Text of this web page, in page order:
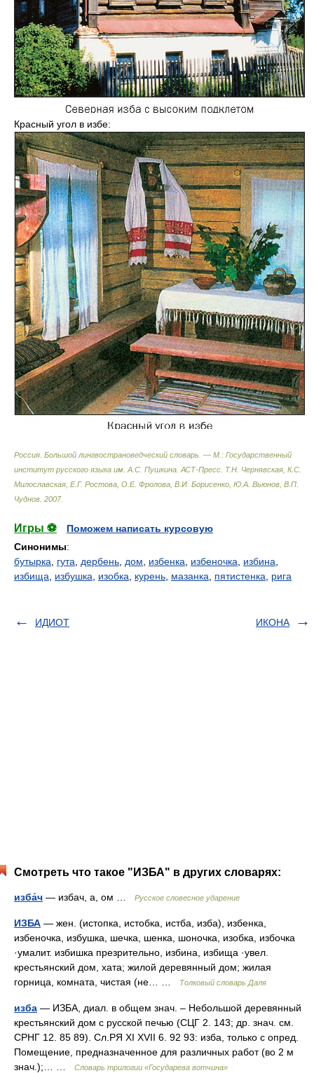
Красный угол в избе:
Россия. Большой лингвострановедческий словарь. — М.: Государственный
институт русского языка им. А.С. Пушкина. АСТ-Пресс Т.Н. Чернявская, К.С.
Милославская, Е.Г. Ростова, О.Е. Фролова, В.И. Борисенко, Ю.А. Вьюнов, В.П.
Чуднов 2007.
Игры ⚽
Поможем написать курсовую
Синонимы:
бутырка
гута дербень дом избенка избеночка избина
избища
избушка изобка курень мазанка пятистенка рига
ИДИОТ ИКОНА
Смотреть что такое "ИЗБА" в других словарях:
изба́ч — избач, а, ом … Русское словесное ударение
ИЗБА — жен. (истопка, истобка, истба, изба), избенка,
избеночка, избушка, шечка, шенка, шоночка, изобка, избочка
·умалит. избишка презрительно, избина, избища ·увел.
крестьянский дом, хата; жилой деревянный дом; жилая
горница, комната, чистая (не… …
Толковый словарь Даля
изба — ИЗБА, диал. в общем знач. – Небольшой деревянный
крестьянский дом с русской печью (СЦГ 2. 143; др. знач. см.
СРНГ 12. 85 89). Сл.РЯ XI XVII 6. 92 93: изба, только с опред.
Помещение, предназначенное для различных работ (во 2 м
знач.);… …
Словарь трилогии «Государева вотчина»